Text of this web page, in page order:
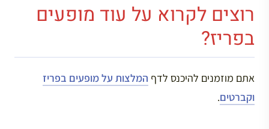
רוצים לקרוא על עוד מופעים
בפריז?
אתם מוזמנים להיכנס לדף המלצות על מופעים בפריז
וקברטים.